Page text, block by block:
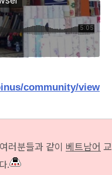
community/view
러분들과 같이 베트남어
.